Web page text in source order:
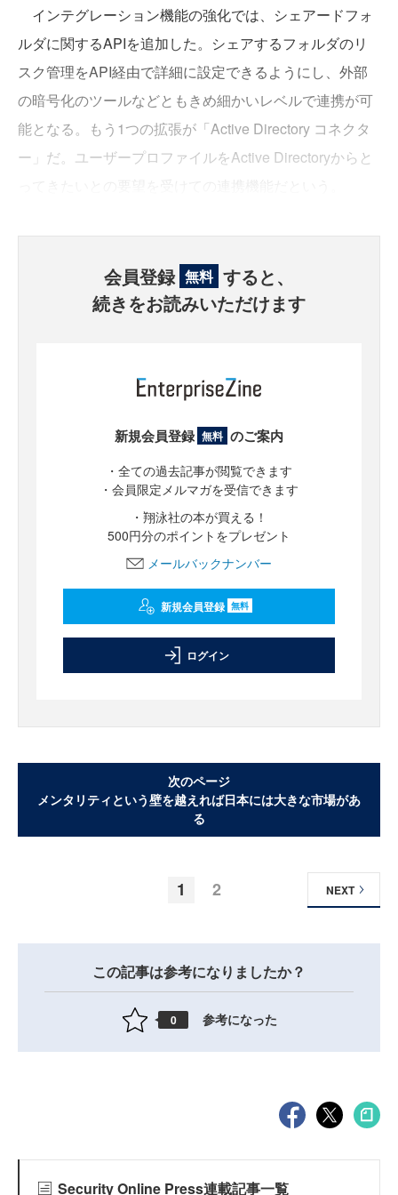
インテグレーション機能の強化では、シェアードフォ
ルダに関するAPIを追加した。シェアするフォルダのリ
スク管理をAPI経由で詳細に設定できるようにし、外部
の暗号化のツールなどともきめ細かいレベルで連携が可
能となる。もう1つの拡張が「Active Directory コネクタ
ー」だ。ユーザープロファイルをActive Directoryからと
会員登録 無料 すると、
続きをお読みいただけます
新規会員登録 無料 のご案内
・全ての過去記事が閲覧できます
・会員限定メルマガを受信できます
・翔泳社の本が買える！
500円分のポイントをプレゼント
メールバックナンバー
新規会員登録 無料
ログイン
次のページ
メンタリティという壁を越えれば日本には大きな市場があ
る
1 2 NEXT
この記事は参考になりましたか？
0 参考になった
Security Online Press連載記事一覧